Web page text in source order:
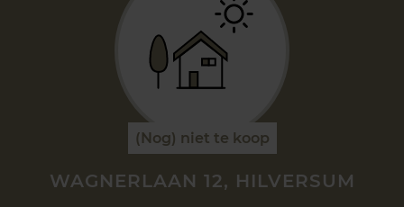
(Nog) niet te koop
WAGNERLAAN 12, HILVERSUM